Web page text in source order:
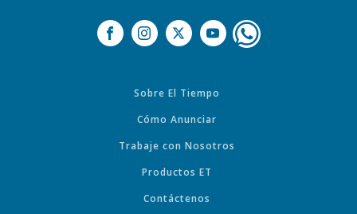
Sobre El Tiempo
Cómo Anunciar
Trabaje con Nosotros
Productos ET
Contáctenos